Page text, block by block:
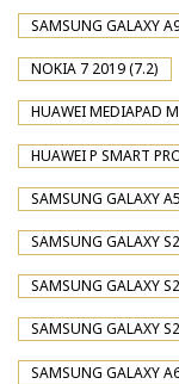
SAMSUNG GALAXY
NOKIA 7 2019 (7.2)
HUAWEI MEDIAPAD
HUAWEI P SMART
SAMSUNG GALAXY
SAMSUNG GALAXY
SAMSUNG GALAXY
SAMSUNG GALAXY
SAMSUNG GALAXY